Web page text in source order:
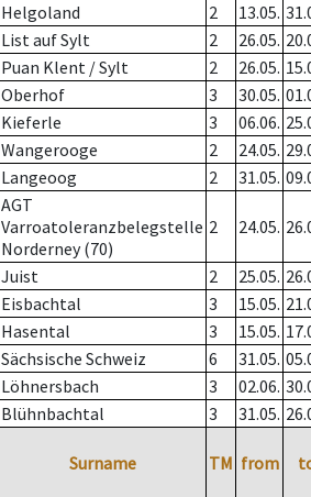
Helgoland 2 13.05.
List auf Sylt 2 26.05.
Puan Klent / Sylt 2 26.05.
Oberhof 3 30.05.
Kieferle 3 06.06.
Wangerooge 2 24.05.
Langeoog 2 31.05.
AGT
Varroatoleranzbelegstelle
Norderney (70)
2 24.05.
Juist 2 25.05.
Eisbachtal 3 15.05.
Hasental 3 15.05.
Sächsische Schweiz 6 31.05.
Löhnersbach 3 02.06.
Blühnbachtal 3 31.05.
Surname TM from